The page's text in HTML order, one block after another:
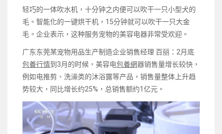
轻巧的一体吹水机，十分钟之内便可以吹干一只小型犬的
毛。智能化的一键烘干机，15分钟就可以吹干一只大金
毛。企业表示，这种服务宠物的美容电器非常受欢迎。
广东东莞某宠物用品生产制造企业销售经理 百丽：2月底
包養行情到3月的时候，美容电包養網器销售量增长较快，
例如电推剪、洗澡类的沐浴露等产品，销售量整体上升趋
势较大，同比增长约25%，总销售额约1亿元。